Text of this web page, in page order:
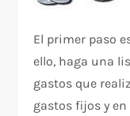
El primer paso
ello, haga una
gastos que
gastos fijos y